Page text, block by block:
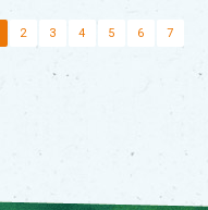
2 3 4 5 6 7